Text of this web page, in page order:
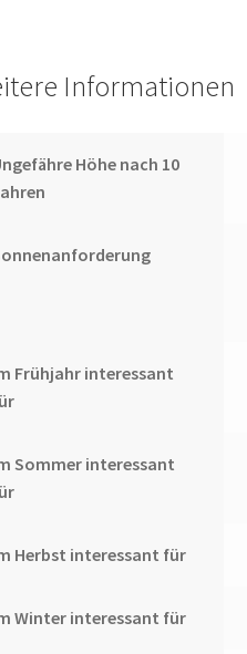
Informationen
Höhe nach 10
Frühjahr interessant
Sommer interessant
Herbst interessant für
Winter interessant für